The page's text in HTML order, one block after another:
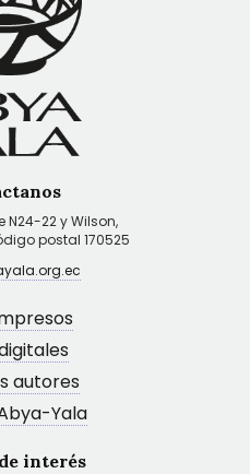
N24-22 y Wilson,
postal 170525
autores
Yala
interés